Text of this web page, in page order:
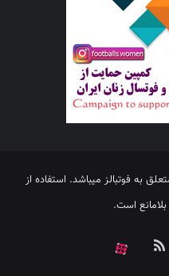
به فوتبالز میباشد. استفاده از
است.
خوراک